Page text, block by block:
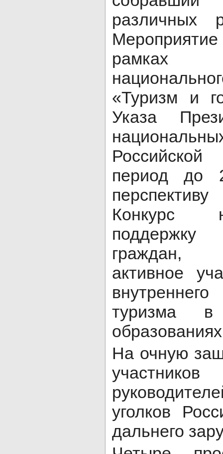
различных
рамках
«Туризм и
Указа
период до
Конкурс
граждан,
активное
туризма в
На очную
уголков
дальнего